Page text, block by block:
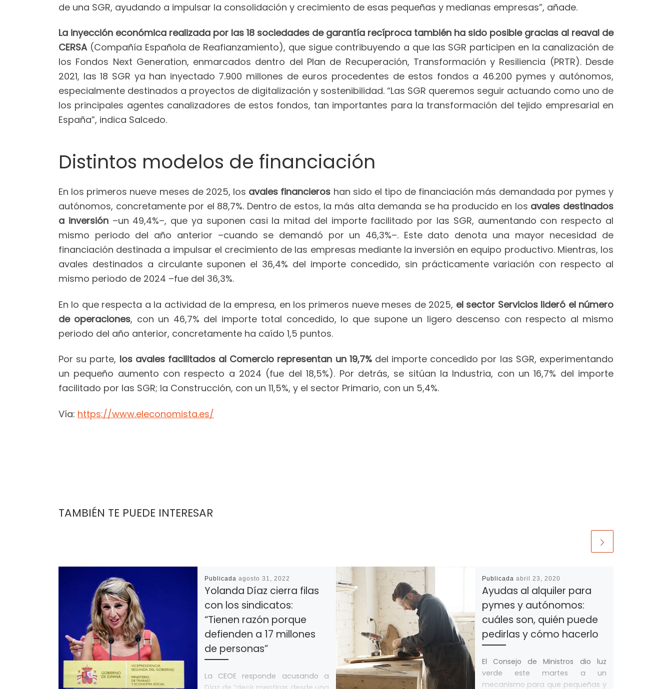
de una SGR, ayudando a impulsar la consolidación y crecimiento de esas pequeñas y medianas empresas”, añade.
La inyección económica realizada por las 18 sociedades de garantía recíproca también ha sido posible gracias al reaval de
CERSA(Compañía Española de Reafianzamiento), que sigue contribuyendo a que las SGR participen en la canalización de
los Fondos Next Generation, enmarcados dentro del Plan de Recuperación, Transformación y Resiliencia (PRTR). Desde
2021, las 18 SGR ya han inyectado 7.900 millones de euros procedentes de estos fondos a 46.200 pymes y autónomos,
especialmente destinados a proyectos de digitalización y sostenibilidad. “Las SGR queremos seguir actuando como uno de
los principales agentes canalizadores de estos fondos, tan importantes para la transformación del tejido empresarial en
España”, indica Salcedo.
Distintos modelos de financiación
En los primeros nueve meses de 2025, los avales financieros han sido el tipo de financiación más demandada por pymes y
autónomos, concretamente por el 88,7%. Dentro de estos, la más alta demanda se ha producido en los avales destinados
a inversión –un 49,4%–, que ya suponen casi la mitad del importe facilitado por las SGR, aumentando con respecto al
mismo periodo del año anterior –cuando se demandó por un 46,3%–. Este dato denota una mayor necesidad de
financiación destinada a impulsar el crecimiento de las empresas mediante la inversión en equipo productivo. Mientras, los
avales destinados a circulante suponen el 36,4% del importe concedido, sin prácticamente variación con respecto al
mismo periodo de 2024 –fue del 36,3%.
En lo que respecta a la actividad de la empresa, en los primeros nueve meses de 2025, el sector Servicios lideró el número
de operaciones, con un 46,7% del importe total concedido, lo que supone un ligero descenso con respecto al mismo
periodo del año anterior, concretamente ha caído 1,5 puntos.
Por su parte, los avales facilitados al Comercio representan un 19,7%del importe concedido por las SGR, experimentando
un pequeño aumento con respecto a 2024 (fue del 18,5%). Por detrás, se sitúan la Industria, con un 16,7% del importe
facilitado por las SGR; la Construcción, con un 11,5%, y el sector Primario, con un 5,4%.
Vía: https://www.eleconomista.es/
TAMBIÉN TE PUEDE INTERESAR
Publicada agosto 31, 2022
Yolanda Díaz cierra filas
con los sindicatos:
“Tienen razón porque
defienden a 17 millones
de personas”
La CEOE responde acusando a
Publicada abril 23, 2020
Ayudas al alquiler para
pymes y autónomos:
cuáles son, quién puede
pedirlas y cómo hacerlo
El Consejo de Ministros dio luz
verde este martes a un
mecanismo para que pequeñas y